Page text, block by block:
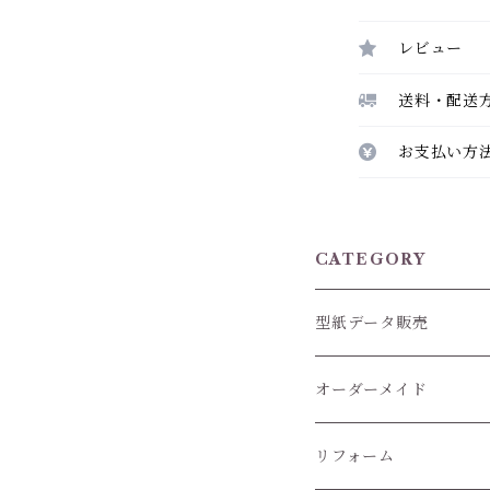
レビュー
送料・配送
お支払い方
CATEGORY
型紙データ販売
オーダーメイド
ぬいぐるみ服
リフォーム